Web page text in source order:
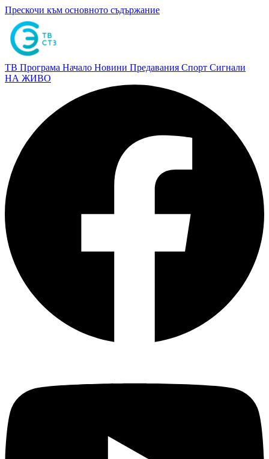
Прескочи към основното съдържание
ТВ Програма Начало Новини Предавания Спорт Сигнали
НА ЖИВО